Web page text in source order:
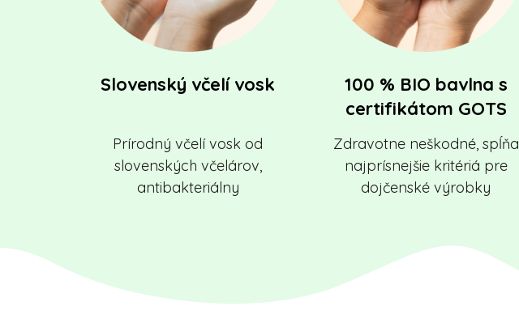
Slovenský včelí vosk
Prírodný včelí vosk od
slovenských včelárov,
antibakteriálny
100 % BIO bavlna s
certifikátom GOTS
Zdravotne neškodné, spĺňa
najprísnejšie kritériá pre
dojčenské výrobky